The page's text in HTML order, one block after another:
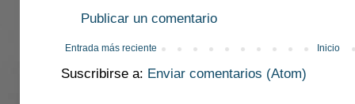
Publicar un comentario
Entrada más reciente Inicio
Suscribirse a: Enviar comentarios (Atom)